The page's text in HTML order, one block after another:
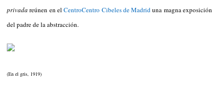
privadareúnen en elCentroCentro Cibeles de Madriduna magna exposición
del padre de la abstracción.
(En el gris, 1919)